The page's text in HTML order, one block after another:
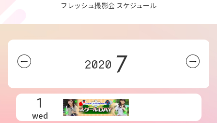
フレッシュ撮影会 スケジュール
2020 7
1
wed